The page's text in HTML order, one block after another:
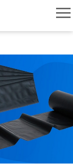
自然。 因三层复合产生的